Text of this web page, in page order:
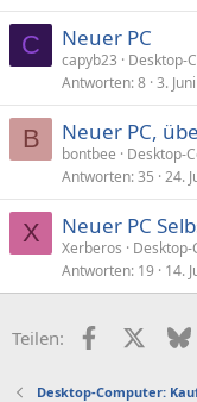
C Neuer PC
capyb23
Desktop-
Antworten 8 3.
B Neuer PC,
bontbee
Desktop-
Antworten 35 24.
X Neuer PC
Xerberos
Antworten 19 14.
Teilen: Facebook
X
Desktop-Computer: